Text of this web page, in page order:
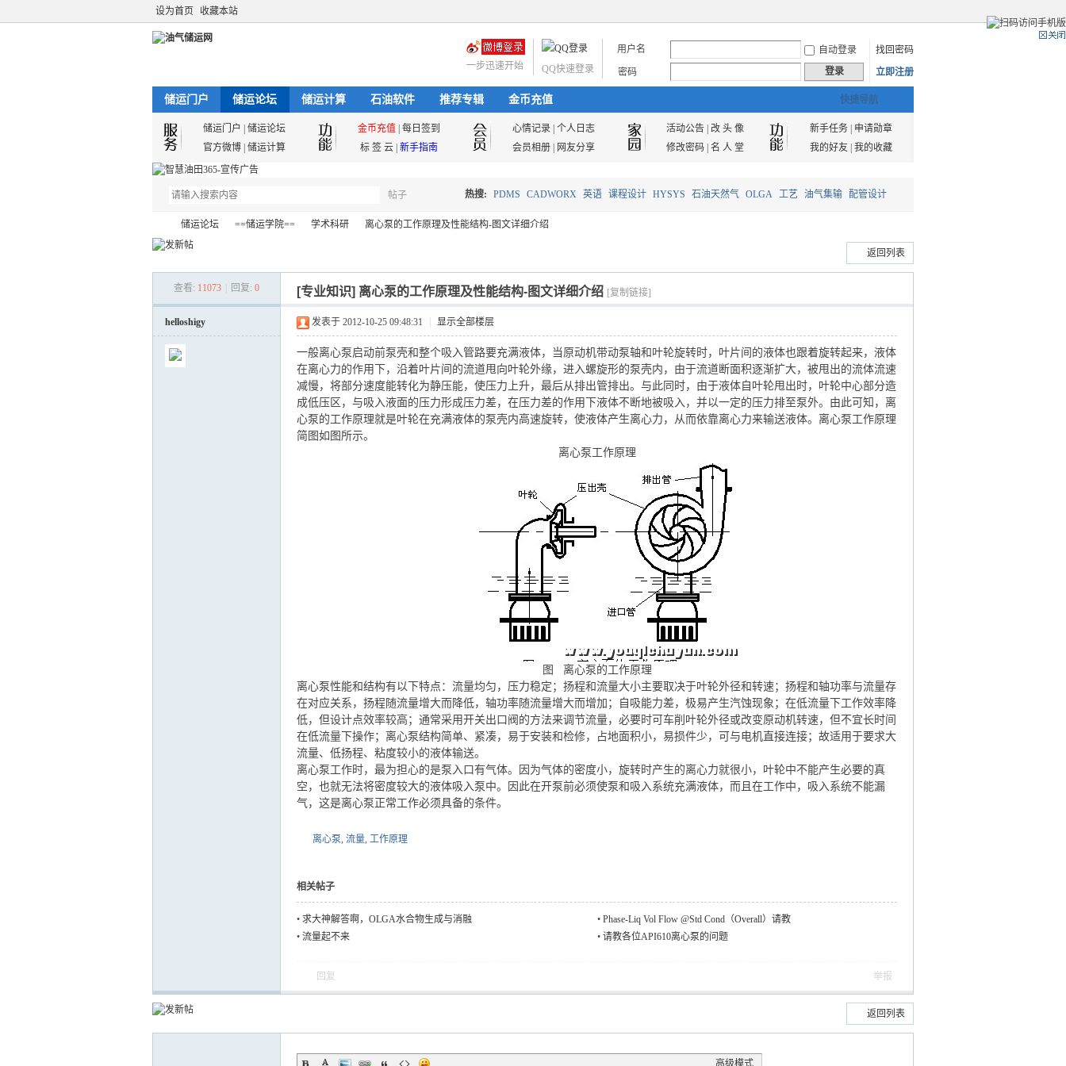
设为首页 收藏本站
用户名 自动登录
找回密码
密码
登录 立即注册
QQ快速登录
一步迅速开始
快捷导航
储运门户 储运论坛 储运计算 石油软件 推荐专辑 金币充值
储运门户 储运论坛 金币充值 每日签到 心情记录 个人日志 活动公告| 改 头 像 新手任务|
申请勋章
官方微博 储运计算 标 签 云 新手指南 会员相册 网友分享 修改密码| 名 人 堂 我的好友| 我的收藏
帖子
搜
索
热搜: PDMS CADWORX 英语 课程设计 HYSYS 石油天然气 OLGA 工艺 油气集输 配管设计
油气储运
储运论坛
›
==储运学院== 学术科研
›
离心泵的工作原理及性能结构-图文详细介绍
返回列表
查看: 11073 回复: 0 [专业知识] 离心泵的工作原理及性能结构-图文详细介绍 [复制链接]
helloshigy 发表于 2012-10-25 09:48:31 显示全部楼层
一般离心泵启动前泵壳和整个吸入管路要充满液体，当原动机带动泵轴和叶轮旋转时，叶片间的液体也跟着旋转起来，液体
在离心力的作用下，沿着叶片间的流道甩向叶轮外缘，进入螺旋形的泵壳内，由于流道断面积逐渐扩大，被甩出的流体流速
减慢，将部分速度能转化为静压能，使压力上升，最后从排出管排出。与此同时，由于液体自叶轮甩出时，叶轮中心部分造
成低压区，与吸入液面的压力形成压力差，在压力差的作用下液体不断地被吸入，并以一定的压力排至泵外。由此可知，离
心泵的工作原理就是叶轮在充满液体的泵壳内高速旋转，使液体产生离心力，从而依靠离心力来输送液体。离心泵工作原理
简图如图所示。
离心泵工作原理
图 离心泵的工作原理
离心泵性能和结构有以下特点：流量均匀，压力稳定；扬程和流量大小主要取决于叶轮外径和转速；扬程和轴功率与流量存
在对应关系，扬程随流量增大而降低，轴功率随流量增大而增加；自吸能力差，极易产生汽蚀现象；在低流量下工作效率降
低，但设计点效率较高；通常采用开关出口阀的方法来调节流量，必要时可车削叶轮外径或改变原动机转速，但不宜长时间
在低流量下操作；离心泵结构简单、紧凑，易于安装和检修，占地面积小，易损件少，可与电机直接连接；故适用于要求大
流量、低扬程、粘度较小的液体输送。
离心泵工作时，最为担心的是泵入口有气体。因为气体的密度小，旋转时产生的离心力就很小，叶轮中不能产生必要的真
空，也就无法将密度较大的液体吸入泵中。因此在开泵前必须使泵和吸入系统充满液体，而且在工作中，吸入系统不能漏
气，这是离心泵正常工作必须具备的条件。
离心泵, 流量, 工作原理
相关帖子
• 求大神解答啊，OLGA水合物生成与消融 • Phase-Liq Vol Flow @Std Cond（Overall）请教
• 流量起不来 • 请教各位API610离心泵的问题
回复 举报
返回列表
高级模式